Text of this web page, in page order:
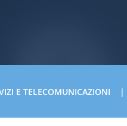
E TELECOMUNICAZIONI